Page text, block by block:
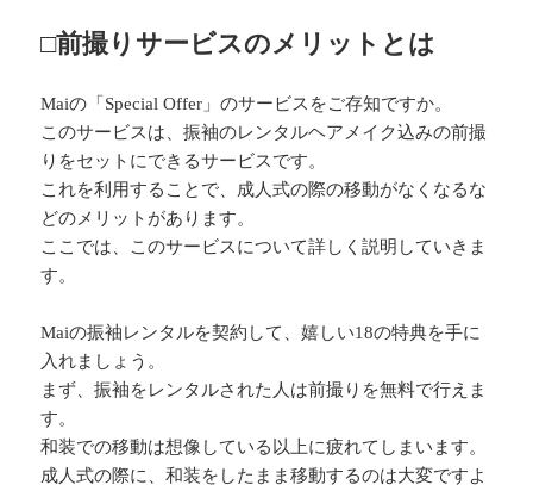
□前撮りサービスのメリットとは
Maiの「Special Offer」のサービスをご存知ですか。
このサービスは、振袖のレンタルヘアメイク込みの前撮
りをセットにできるサービスです。
これを利用することで、成人式の際の移動がなくなるな
どのメリットがあります。
ここでは、このサービスについて詳しく説明していきま
す。
Maiの振袖レンタルを契約して、嬉しい18の特典を手に
入れましょう。
まず、振袖をレンタルされた人は前撮りを無料で行えま
す。
和装での移動は想像している以上に疲れてしまいます。
成人式の際に、和装をしたまま移動するのは大変ですよ